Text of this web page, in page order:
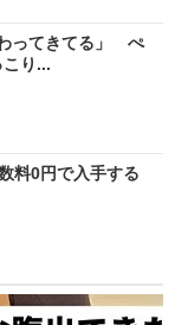
わってきてる」 ぺ
り...
料0円で入手する